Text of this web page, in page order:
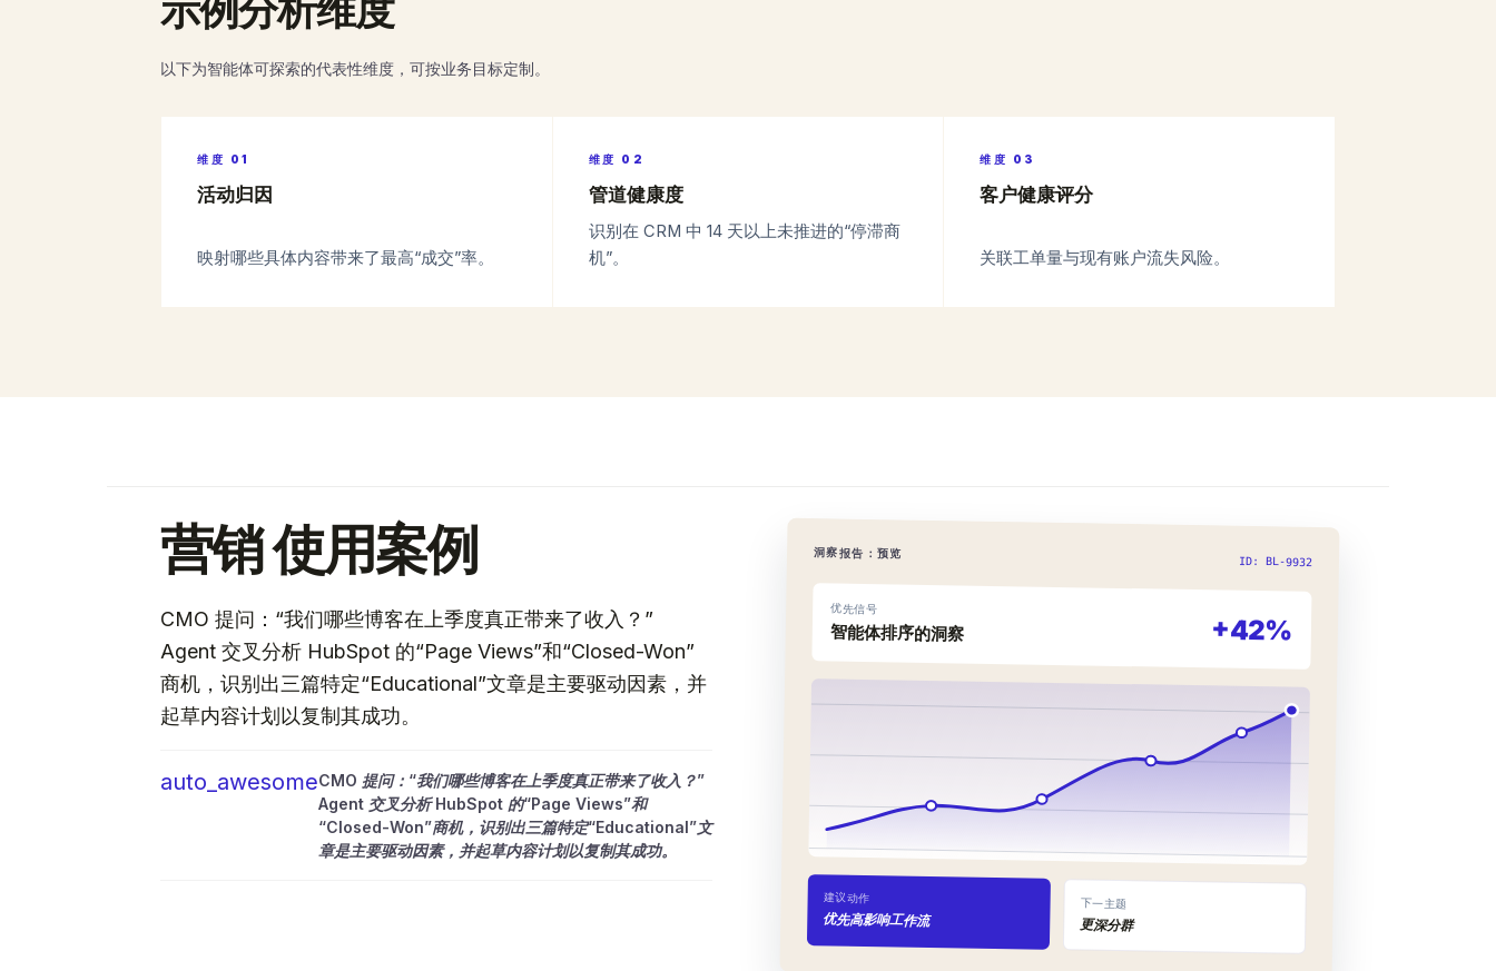
以下为智能体可探索的代表性维度，可按业务目标定制。
维度 01
活动归因
映射哪些具体内容带来了最高“成交”率。
维度 02
管道健康度
识别在 CRM 中 14 天以上未推进的“停滞商
机”。
维度 03
客户健康评分
关联工单量与现有账户流失风险。
营销 使用案例
CMO 提问：“我们哪些博客在上季度真正带来了收入？”
Agent 交叉分析 HubSpot 的“Page Views”和“Closed-Won”
商机，识别出三篇特定“Educational”文章是主要驱动因素，并
起草内容计划以复制其成功。
auto_awesomeCMO 提问：“我们哪些博客在上季度真正带来了收入？”
Agent 交叉分析 HubSpot 的“Page Views”和
“Closed-Won”商机，识别出三篇特定“Educational”文
章是主要驱动因素，并起草内容计划以复制其成功。
洞察报告：预览
ID: BL-9932
优先信号
智能体排序的洞察 +42%
建议动作
优先高影响工作流
下一主题
更深分群